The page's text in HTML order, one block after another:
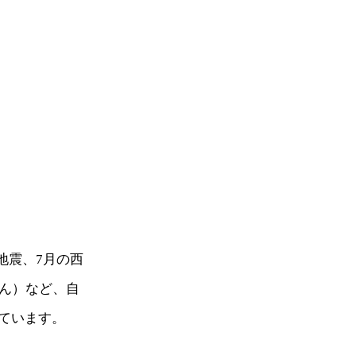
震、7月の西
）など、自
います。